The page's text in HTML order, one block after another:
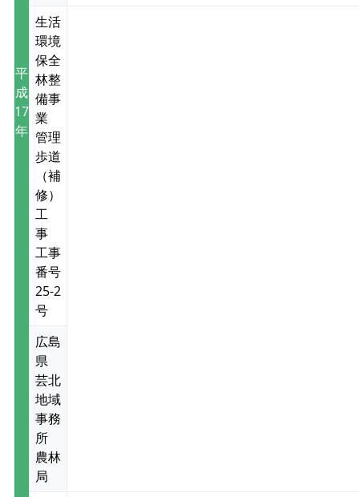
平
成
17
年
生活
環境
保全
林整
備事
業
管理
歩道
（補
修）
工
事
工事
番号
25-2
号
広島
県
芸北
地域
事務
所
農林
局